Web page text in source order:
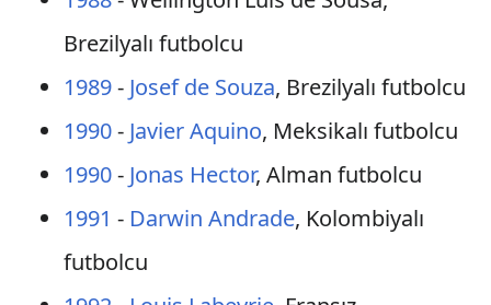
Brezilyalı futbolcu
1989- Josef de Souza, Brezilyalı futbolcu
1990- Javier Aquino, Meksikalı futbolcu
1990- Jonas Hector, Alman futbolcu
1991 - Darwin Andrade, Kolombiyalı
futbolcu